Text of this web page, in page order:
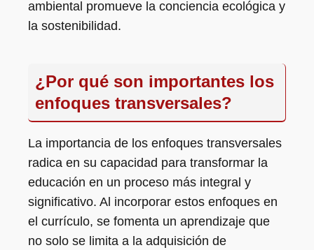
ambiental promueve la conciencia ecológica y
la sostenibilidad.
¿Por qué son importantes los
enfoques transversales?
La importancia de los enfoques transversales
radica en su capacidad para transformar la
educación en un proceso más integral y
significativo. Al incorporar estos enfoques en
el currículo, se fomenta un aprendizaje que
no solo se limita a la adquisición de